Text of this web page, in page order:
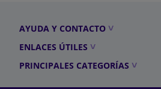
AYUDA Y CONTACTO
ENLACES ÚTILES
PRINCIPALES CATEGORÍAS